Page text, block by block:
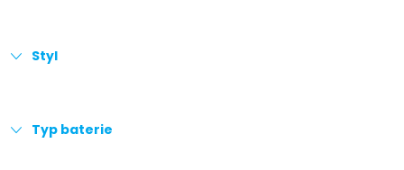
Styl
Typ baterie